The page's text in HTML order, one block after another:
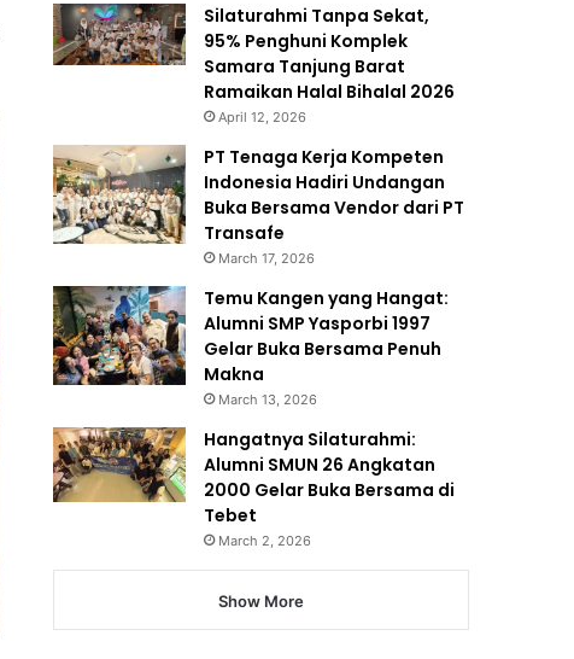
Silaturahmi Tanpa Sekat,
95% Penghuni Komplek
Samara Tanjung Barat
Ramaikan Halal Bihalal 2026
April 12, 2026
PT Tenaga Kerja Kompeten
Indonesia Hadiri Undangan
Buka Bersama Vendor dari PT
Transafe
March 17, 2026
Temu Kangen yang Hangat:
Alumni SMP Yasporbi 1997
Gelar Buka Bersama Penuh
Makna
March 13, 2026
Hangatnya Silaturahmi:
Alumni SMUN 26 Angkatan
2000 Gelar Buka Bersama di
Tebet
March 2, 2026
Show More